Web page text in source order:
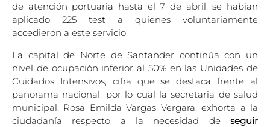
de atención portuaria hasta el 7 de abril, se habían
aplicado 225 test a quienes voluntariamente
accedieron a este servicio.
La capital de Norte de Santander continúa con un
nivel de ocupación inferior al 50% en las Unidades de
Cuidados Intensivos, cifra que se destaca frente al
panorama nacional, por lo cual la secretaria de salud
municipal, Rosa Emilda Vargas Vergara, exhorta a la
ciudadanía respecto a la necesidad de seguir